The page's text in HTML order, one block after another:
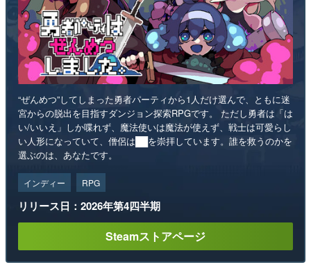
“ぜんめつ”してしまった勇者パーティから1人だけ選んで、ともに迷
宮からの脱出を目指すダンジョン探索RPGです。 ただし勇者は「は
い/いいえ」しか喋れず、魔法使いは魔法が使えず、戦士は可愛らし
い人形になっていて、僧侶は██を崇拝しています。誰を救うのかを
選ぶのは、あなたです。
インディー RPG
リリース日：2026年第4四半期
Steamストアページ